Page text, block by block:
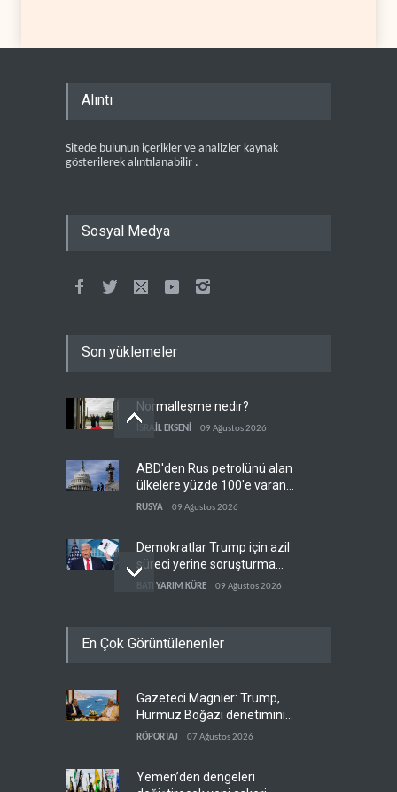
Alıntı
Sitede bulunun içerikler ve analizler kaynak
gösterilerek alıntılanabilir .
Sosyal Medya
Son yüklemeler
Normalleşme nedir?
İSRAİL EKSENİ 09 Ağustos 2026
ABD'den Rus petrolünü alan
ülkelere yüzde 100'e varan
gümrük vergisi
RUSYA 09 Ağustos 2026
Demokratlar Trump için azil
süreci yerine soruşturma
hazırlıyor
BATI YARIM KÜRE 09 Ağustos 2026
Afrika'daki petrol
Pentagon silah şirketlerine
21 gün süre verdi
BATI YARIM KÜRE
En Çok Görüntülenenler
Gazeteci Magnier: Trump,
Hürmüz Boğazı denetimini
doğrudan İran ve Umman'a
RÖPORTAJ 07 Ağustos 2026
Yemen’den dengeleri